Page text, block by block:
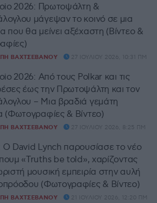
2026: Πρωτοψάλτη &
μάγεψαν το κοινό σε μια
που θα μείνει αξέχαστη (Βίντεο &
ΒΑΧΤΣΕΒΆΝΟΥ 27 ΙΟΥΛΊΟΥ 2026, 10:31 ΠΜ
2026: Από τους Polkar και τις
έως την Πρωτοψάλτη και τον
– Μια βραδιά γεμάτη
(Φωτογραφίες & Βίντεο)
ΒΑΧΤΣΕΒΆΝΟΥ 27 ΙΟΥΛΊΟΥ 2026, 8:25 ΠΜ
Ο David Lynch παρουσίασε το νέο
«Truths be told», χαρίζοντας
μουσική εμπειρία στην αυλή
(Φωτογραφίες & Βίντεο)
ΒΑΧΤΣΕΒΆΝΟΥ 21 ΙΟΥΛΊΟΥ 2026, 12:20 ΠΜ